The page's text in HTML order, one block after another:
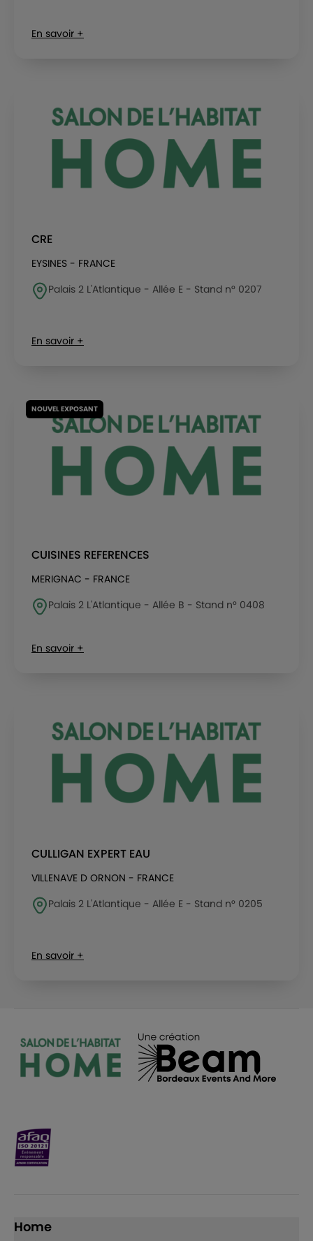
En savoir +
CRE
EYSINES - FRANCE
Palais 2 L'Atlantique - Allée E - Stand n° 0207
En savoir +
NOUVEL EXPOSANT
CUISINES REFERENCES
MERIGNAC - FRANCE
Palais 2 L'Atlantique - Allée B - Stand n° 0408
En savoir +
CULLIGAN EXPERT EAU
VILLENAVE D ORNON - FRANCE
Palais 2 L'Atlantique - Allée E - Stand n° 0205
En savoir +
Home